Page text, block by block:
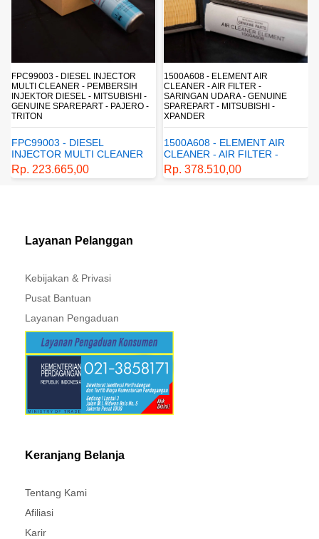
FPC99003 - DIESEL INJECTOR
MULTI CLEANER - PEMBERSIH
INJEKTOR DIESEL - MITSUBISHI -
GENUINE SPAREPART - PAJERO -
TRITON
FPC99003 - DIESEL
INJECTOR MULTI CLEANER
- PEMBERSIH INJEKTOR
DIESEL - MITSUBISHI -
Rp. 223.665,00
1500A608 - ELEMENT AIR
CLEANER - AIR FILTER -
SARINGAN UDARA - GENUINE
SPAREPART - MITSUBISHI -
XPANDER
1500A608 - ELEMENT AIR
CLEANER - AIR FILTER -
SARINGAN UDARA -
GENUINE SPAREPART -
Rp. 378.510,00
Layanan Pelanggan
Kebijakan & Privasi
Pusat Bantuan
Layanan Pengaduan
Keranjang Belanja
Tentang Kami
Afiliasi
Karir